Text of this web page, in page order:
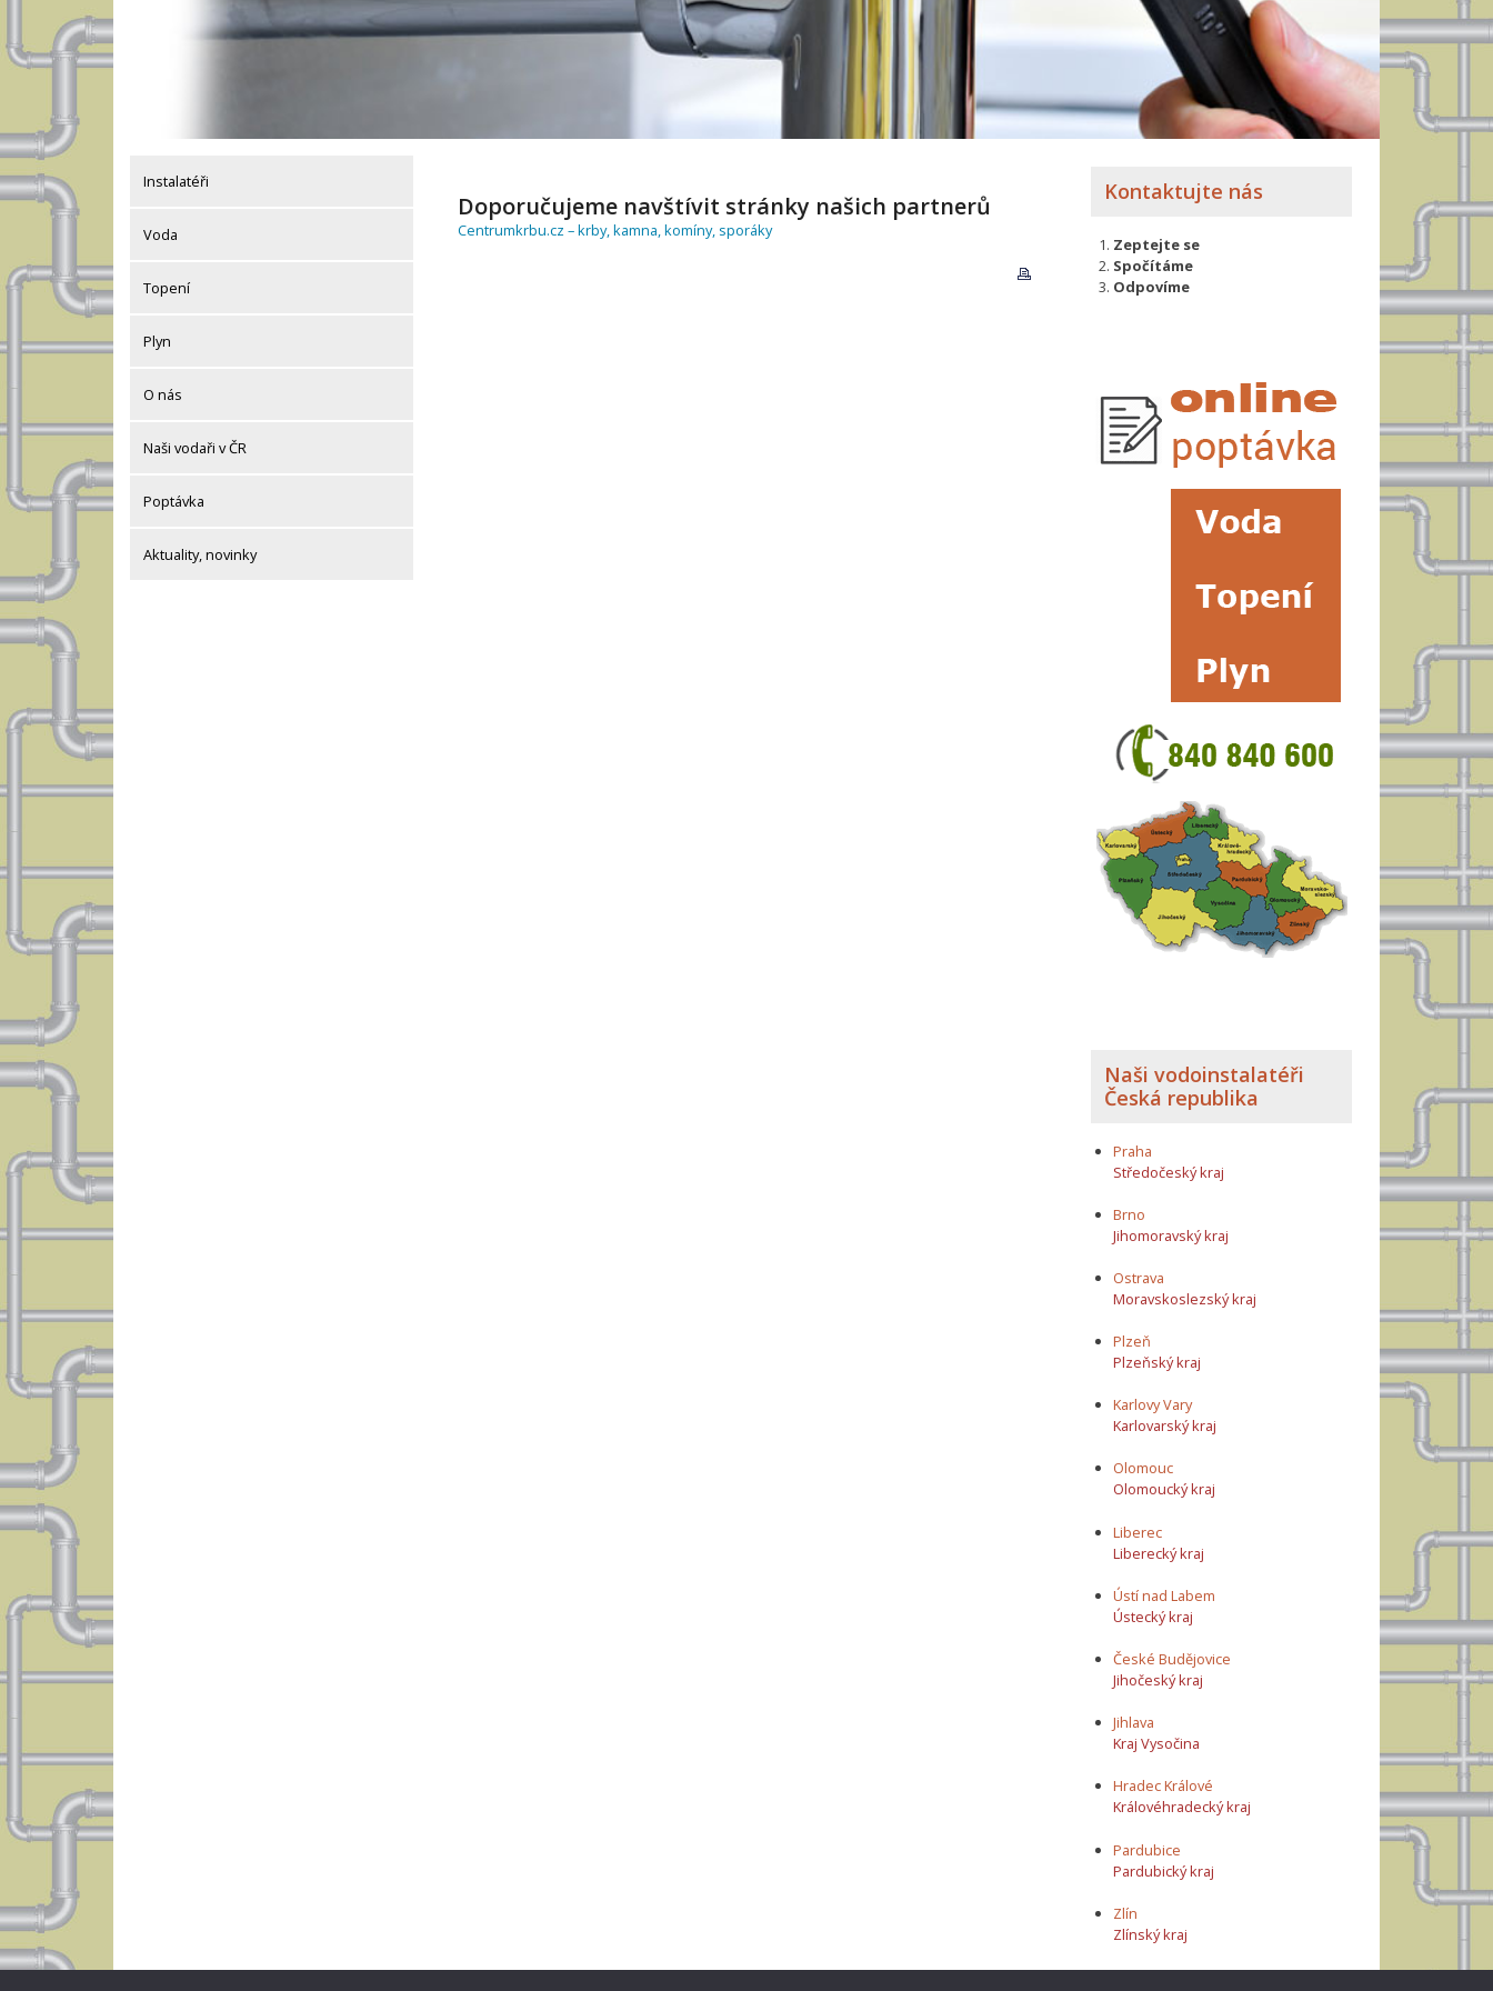
Instalatéři
Voda
Topení
Plyn
O nás
Naši vodaři v ČR
Poptávka
Aktuality, novinky
Doporučujeme navštívit stránky našich partnerů
Centrumkrbu.cz – krby, kamna, komíny, sporáky
Kontaktujte nás
Zeptejte se
Spočítáme
Odpovíme
Naši vodoinstalatéři
Česká republika
Praha
Středočeský kraj
Brno
Jihomoravský kraj
Ostrava
Moravskoslezský kraj
Plzeň
Plzeňský kraj
Karlovy Vary
Karlovarský kraj
Olomouc
Olomoucký kraj
Liberec
Liberecký kraj
Ústí nad Labem
Ústecký kraj
České Budějovice
Jihočeský kraj
Jihlava
Kraj Vysočina
Hradec Králové
Královéhradecký kraj
Pardubice
Pardubický kraj
Zlín
Zlínský kraj